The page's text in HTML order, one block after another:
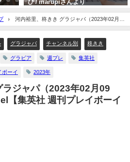
な挑戦ーOtono Sakurai（
12月20日） | 週プレChannel
英社 週刊プレイボーイ公式】
より
12/20/2023
河内裕里、柊きき グラジャパ（2023年02月09
レイボーイ公式】さんより
グラジャパ チャンネル別 柊きき
グラビア 週プレ 集英社
ボーイ 2023年
ラジャパ（2023年02月09
【集英社 週刊プレイボーイ